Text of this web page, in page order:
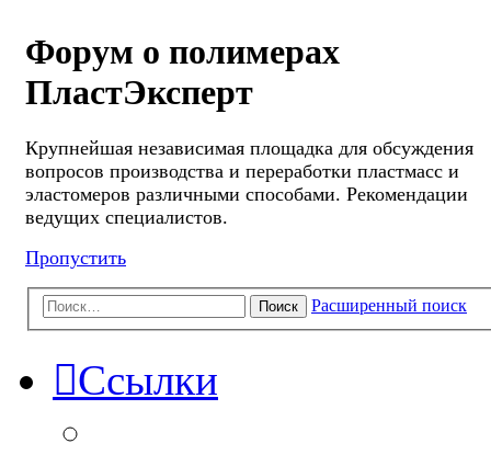
Форум о полимерах
ПластЭксперт
Крупнейшая независимая площадка для обсуждения
вопросов производства и переработки пластмасс и
эластомеров различными способами. Рекомендации
ведущих специалистов.
Пропустить
Поиск Расширенный поиск
Ссылки